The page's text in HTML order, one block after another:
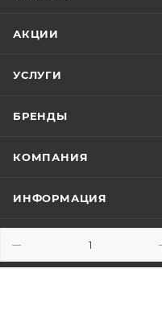
АКЦИИ
УСЛУГИ
БРЕНДЫ
КОМПАНИЯ
ИНФОРМАЦИЯ